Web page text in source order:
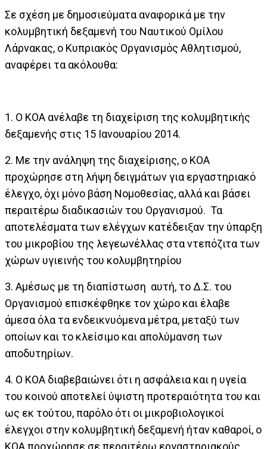
Σε σχέση με δημοσιεύματα αναφορικά με την
κολυμβητική δεξαμενή του Ναυτικού Ομίλου
Λάρνακας, ο Κυπριακός Οργανισμός Αθλητισμού,
αναφέρει τα ακόλουθα:
1. Ο ΚΟΑ ανέλαβε τη διαχείριση της κολυμβητικής
δεξαμενής στις 15 Ιανουαρίου 2014.
2. Με την ανάληψη της διαχείρισης, ο ΚΟΑ
προχώρησε στη λήψη δειγμάτων για εργαστηριακό
έλεγχο, όχι μόνο βάση Νομοθεσίας, αλλά και βάσει
περαιτέρω διαδικασιών του Οργανισμού. Τα
αποτελέσματα των ελέγχων κατέδειξαν την ύπαρξη
του μικροβίου της λεγεωνέλλας στα ντεπόζιτα των
χώρων υγιεινής του κολυμβητηρίου
3. Αμέσως με τη διαπίστωση αυτή, το Δ.Σ. του
Οργανισμού επισκέφθηκε τον χώρο και έλαβε
άμεσα όλα τα ενδεικνυόμενα μέτρα, μεταξύ των
οποίων και το κλείσιμο και απολύμανση των
αποδυτηρίων.
4. Ο ΚΟΑ διαβεβαιώνει ότι η ασφάλεια και η υγεία
του κοινού αποτελεί ύψιστη προτεραιότητα του και
ως εκ τούτου, παρόλο ότι οι μικροβιολογικοί
έλεγχοι στην κολυμβητική δεξαμενή ήταν καθαροί, ο
ΚΟΑ προχώρησε σε περαιτέρω εργαστηριακούς